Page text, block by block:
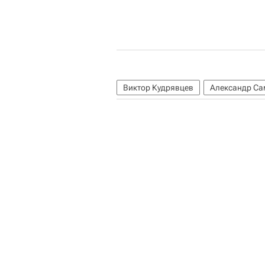
Виктор Кудрявцев Александр